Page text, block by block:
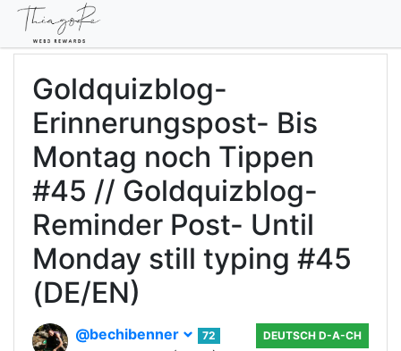
Goldquizblog-
Erinnerungspost- Bis
Montag noch Tippen
#45 // Goldquizblog-
Reminder Post- Until
Monday still typing #45
(DE/EN)
@bechibenner
72
DEUTSCH D-A-CH